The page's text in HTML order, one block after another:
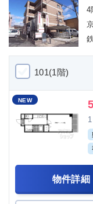
4
101(1階)
NEW
物件詳細